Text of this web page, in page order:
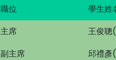
職位
學生姓
主席
王俊
副主席
邱禮